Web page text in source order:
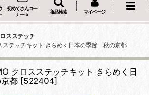
初めてさんコー
ナー☆
商品検索 マイページ
スステッチ
ステッチキット きらめく日本の季節 秋の京都
クロスステッチキット きらめく日
都 [522404]